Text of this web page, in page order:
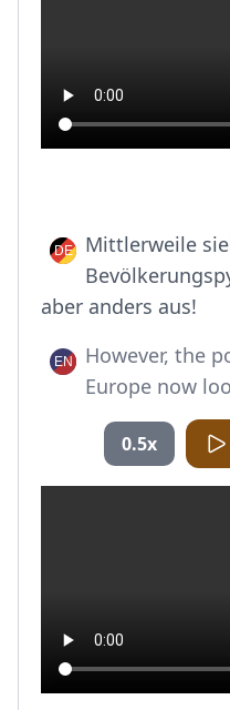
Mittlerweile
aber anders aus!
However, the
Europe now
0.5x